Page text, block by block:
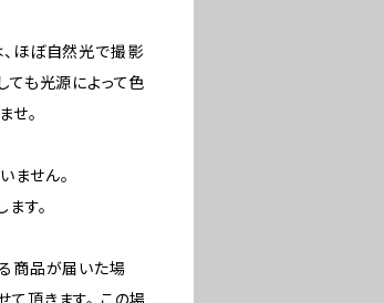
、ほぼ自然光で撮影
ても光源によって色
せ。
ません。
す。
商品が届いた場
頂きます。 この場